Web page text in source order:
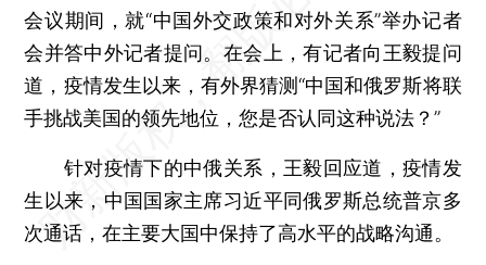
会议期间，就“中国外交政策和对外关系”举办记者
会并答中外记者提问。在会上，有记者向王毅提问
道，疫情发生以来，有外界猜测“中国和俄罗斯将联
手挑战美国的领先地位，您是否认同这种说法？”
针对疫情下的中俄关系，王毅回应道，疫情发
生以来，中国国家主席习近平同俄罗斯总统普京多
次通话，在主要大国中保持了高水平的战略沟通。